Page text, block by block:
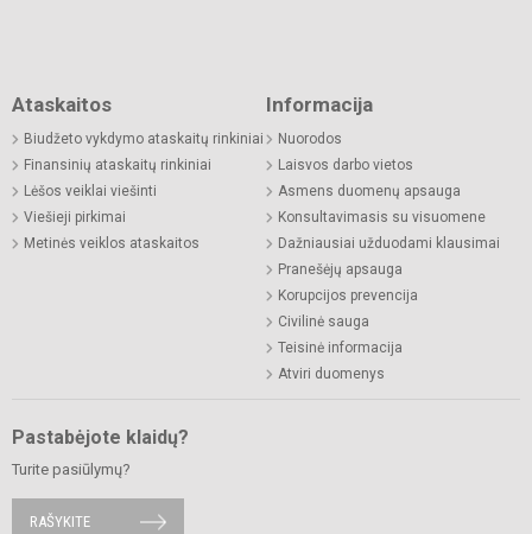
Ataskaitos
Biudžeto vykdymo ataskaitų rinkiniai
Finansinių ataskaitų rinkiniai
Lėšos veiklai viešinti
Viešieji pirkimai
Metinės veiklos ataskaitos
Informacija
Nuorodos
Laisvos darbo vietos
Asmens duomenų apsauga
Konsultavimasis su visuomene
Dažniausiai užduodami klausimai
Pranešėjų apsauga
Korupcijos prevencija
Civilinė sauga
Teisinė informacija
Atviri duomenys
Pastabėjote klaidų?
Turite pasiūlymų?
RAŠYKITE